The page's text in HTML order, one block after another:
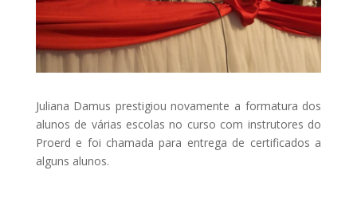
Juliana Damus prestigiou novamente a formatura dos
alunos de várias escolas no curso com instrutores do
Proerd e foi chamada para entrega de certificados a
alguns alunos.